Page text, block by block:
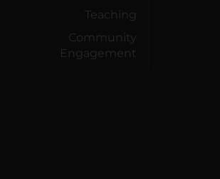
Teaching
Community
Engagement